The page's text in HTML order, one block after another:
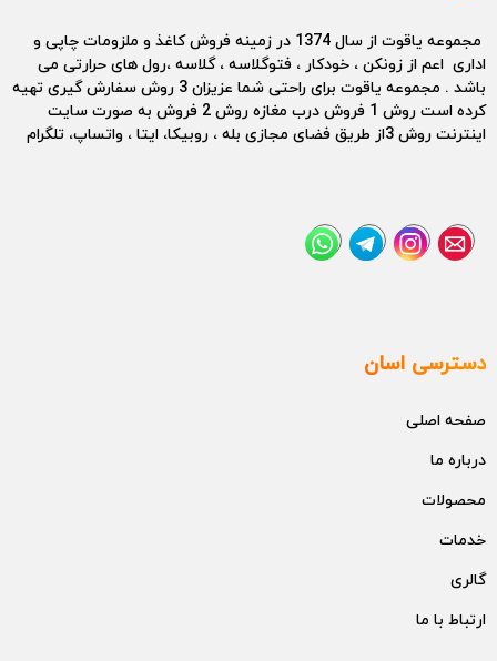
مجموعه یاقوت از سال 1374 در زمینه فروش کاغذ و ملزومات چاپی و
اداری اعم از زونکن ، خودکار ، فتوگلاسه ، گلاسه ،رول های حرارتی می
باشد . مجموعه یاقوت برای راحتی شما عزیزان 3 روش سفارش گیری تهیه
کرده است روش 1 فروش درب مغازه روش 2 فروش به صورت سایت
اینترنت روش 3از طریق فضای مجازی بله ، روبیکا، ایتا ، واتساپ، تلگرام
دسترسی اسان
صفحه اصلی
درباره ما
محصولات
خدمات
گالری
ارتباط با ما